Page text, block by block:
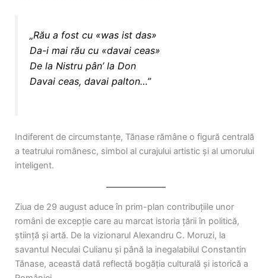
„Rău a fost cu «was ist das»
Da-i mai rău cu «davai ceas»
De la Nistru pân’ la Don
Davai ceas, davai palton…”
Indiferent de circumstanțe, Tănase rămâne o figură centrală
a teatrului românesc, simbol al curajului artistic și al umorului
inteligent.
Ziua de 29 august aduce în prim-plan contribuțiile unor
români de excepție care au marcat istoria țării în politică,
știință și artă. De la vizionarul Alexandru C. Moruzi, la
savantul Neculai Culianu și până la inegalabilul Constantin
Tănase, această dată reflectă bogăția culturală și istorică a